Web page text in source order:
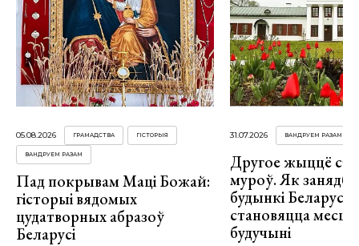
05.08.2026 ГРАМАДСТВА ГІСТОРЫЯ
ВАНДРУЕМ РАЗАМ
Пад покрывам Маці Божай:
гісторыі вядомых
цудатворных абразоў
Беларусі
31.07.2026 ВАНДРУЕМ РАЗАМ
Другое жыццё
муроў. Як
будынкі Беларусі
становяцца
будучыні